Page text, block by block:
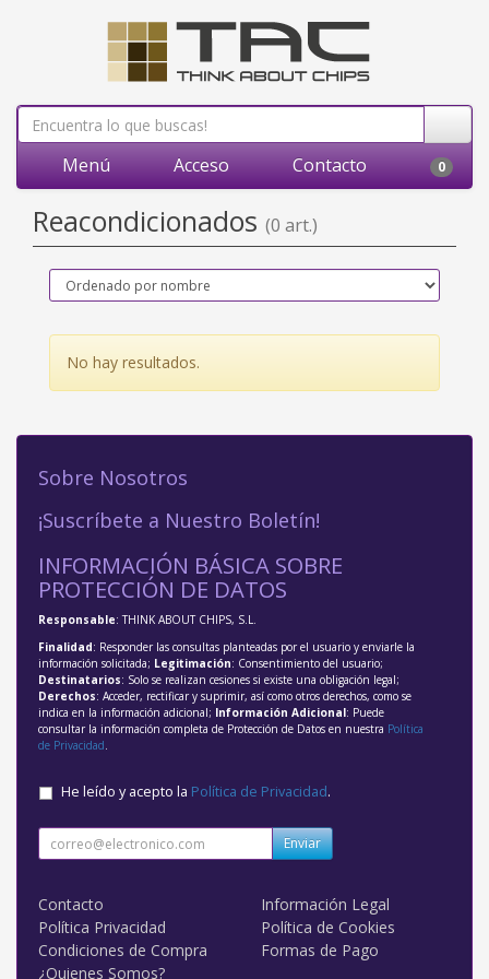
Menú Acceso Contacto 0
Reacondicionados (0 art.)
No hay resultados.
Sobre Nosotros
¡Suscríbete a Nuestro Boletín!
INFORMACIÓN BÁSICA SOBRE
PROTECCIÓN DE DATOS
Responsable: THINK ABOUT CHIPS, S.L.
Finalidad: Responder las consultas planteadas por el usuario y enviarle la
información solicitada; Legitimación: Consentimiento del usuario;
Destinatarios: Solo se realizan cesiones si existe una obligación legal;
Derechos: Acceder, rectificar y suprimir, así como otros derechos, como se
indica en la información adicional; Información Adicional: Puede
consultar la información completa de Protección de Datos en nuestra Política
de Privacidad.
He leído y acepto la Política de Privacidad.
Enviar
Contacto
Información Legal
Política Privacidad
Política de Cookies
Condiciones de Compra
Formas de Pago
¿Quienes Somos?